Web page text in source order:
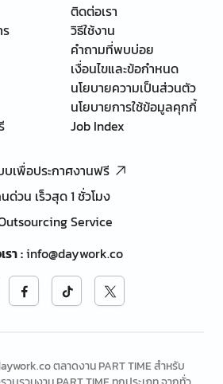
ติดต่อเรา
วิธีใช้งาน
คำถามที่พบบ่อย
เงื่อนไขและข้อกำหนด
นโยบายความเป็นส่วนตัว
นโยบายการใช้ข้อมูลคุกกี้
Job Index
บเพื่อประกาศงานฟรี
ด่วน เร็วสุด 1 ชั่วโมง
Service
า:info@daywork.co
ตลาดงาน PART TIME สำหรับ